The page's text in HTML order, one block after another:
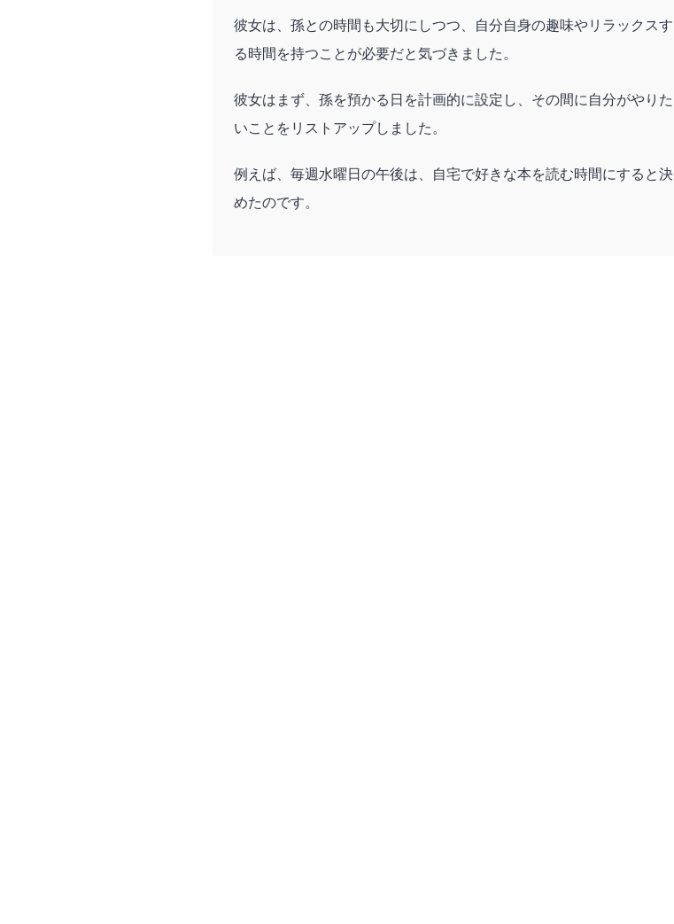
彼女は、孫との時間も大切にしつつ、自分自身の趣味やリラックスす
る時間を持つことが必要だと気づきました。
彼女はまず、孫を預かる日を計画的に設定し、その間に自分がやりた
いことをリストアップしました。
例えば、毎週水曜日の午後は、自宅で好きな本を読む時間にすると決
めたのです。